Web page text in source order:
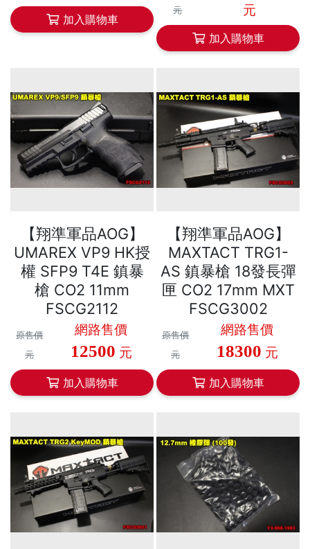
加入購物車
元
元
加入購物車
【翔準軍品AOG】
UMAREX VP9 HK授
權 SFP9 T4E 鎮暴
槍 CO2 11mm
FSCG2112
原售價
元
網路售價
12500 元
加入購物車
【翔準軍品AOG】
MAXTACT TRG1-
AS 鎮暴槍 18發長彈
匣 CO2 17mm MXT
FSCG3002
原售價
元
網路售價
18300 元
加入購物車